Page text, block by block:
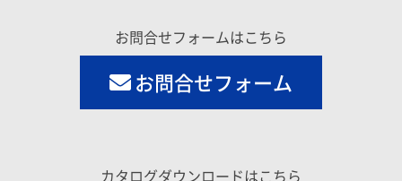
お問合せフォームはこちら
お問合せフォーム
カタログダウンロードはこちら